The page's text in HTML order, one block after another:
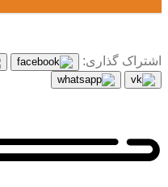
اشتراک گذاری: